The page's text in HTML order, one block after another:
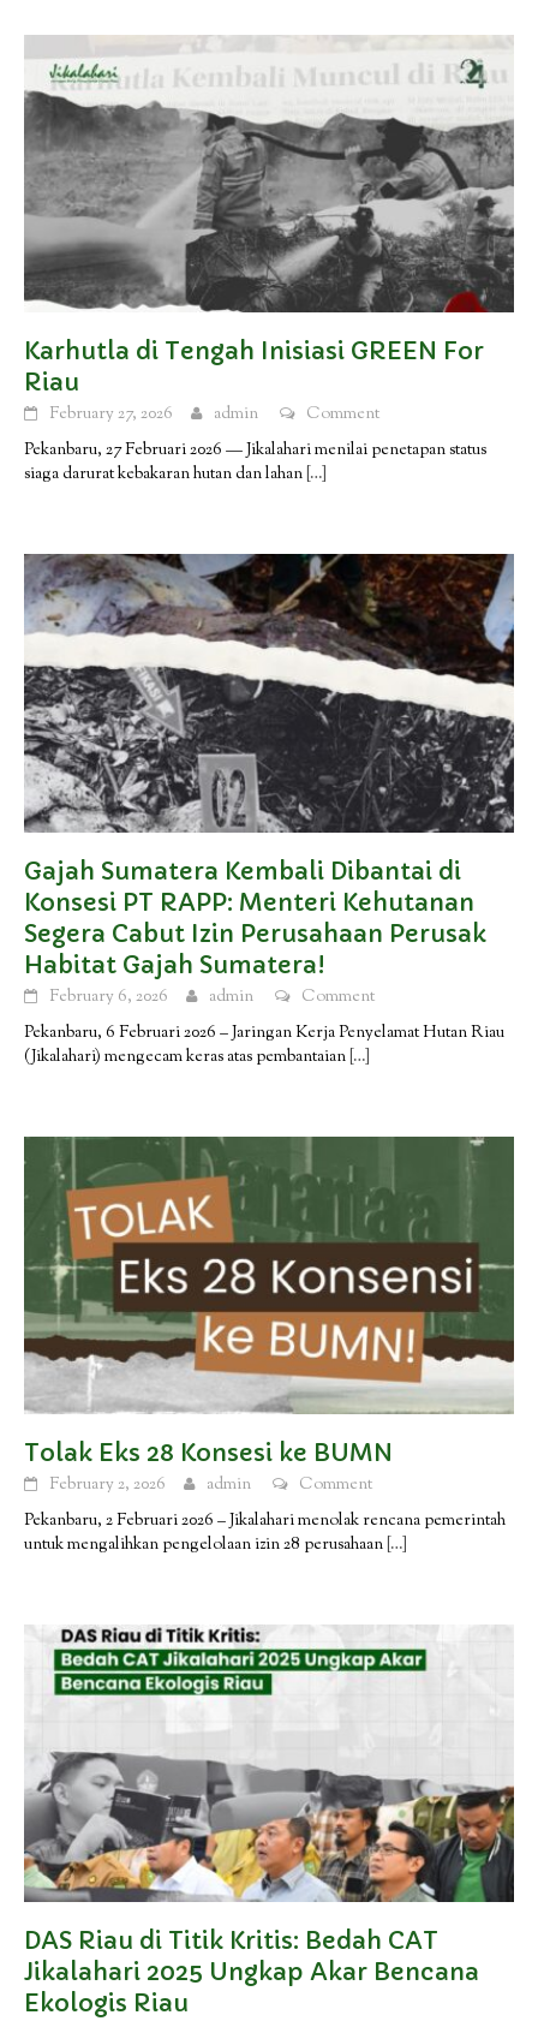
Karhutla di Tengah Inisiasi GREEN For
Riau
February 27, 2026 admin
Comment
Pekanbaru, 27 Februari 2026 — Jikalahari menilai penetapan status
siaga darurat kebakaran hutan dan lahan […]
Gajah Sumatera Kembali Dibantai di
Konsesi PT RAPP: Menteri Kehutanan
Segera Cabut Izin Perusahaan Perusak
Habitat Gajah Sumatera!
February 6, 2026 admin
Comment
Pekanbaru, 6 Februari 2026 – Jaringan Kerja Penyelamat Hutan Riau
(Jikalahari) mengecam keras atas pembantaian […]
Tolak Eks 28 Konsesi ke BUMN
February 2, 2026 admin
Comment
Pekanbaru, 2 Februari 2026 – Jikalahari menolak rencana pemerintah
untuk mengalihkan pengelolaan izin 28 perusahaan […]
DAS Riau di Titik Kritis: Bedah CAT
Jikalahari 2025 Ungkap Akar Bencana
Ekologis Riau